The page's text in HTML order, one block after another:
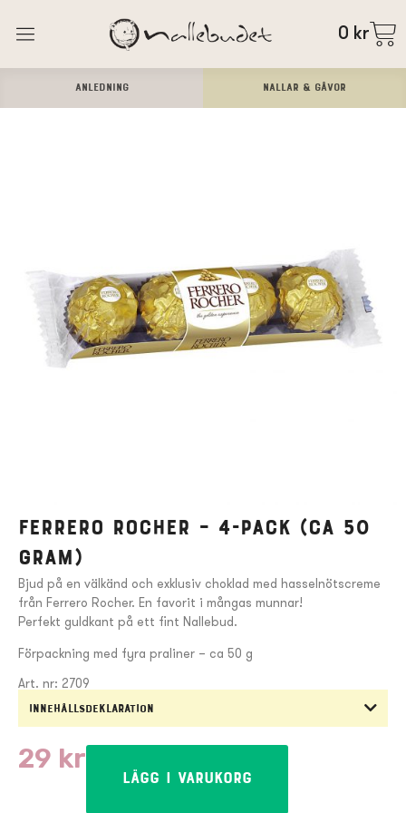
0 kr
ANLEDNING Nallar & Gåvor
Ferrero Rocher – 4-pack (ca 50
gram)
Bjud på en välkänd och exklusiv choklad med hasselnötscreme
från Ferrero Rocher. En favorit i mångas munnar!
Perfekt guldkant på ett fint Nallebud.
Förpackning med fyra praliner – ca 50 g
Art. nr: 2709
Innehållsdeklaration
29 kr
Lägg i varukorg